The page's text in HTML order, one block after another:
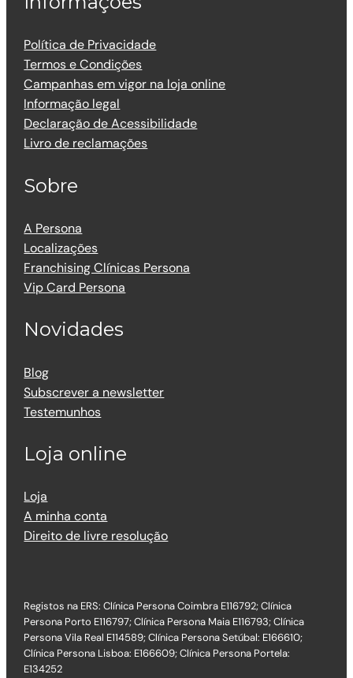
Política de Privacidade
Termos e Condições
Campanhas em vigor na loja online
Informação legal
Declaração de Acessibilidade
Livro de reclamações
Sobre
A Persona
Localizações
Franchising Clínicas Persona
Vip Card Persona
Novidades
Blog
Subscrever a newsletter
Testemunhos
Loja online
Loja
A minha conta
Direito de livre resolução
Registos na ERS: Clínica Persona Coimbra E116792; Clínica
Persona Porto E116797; Clínica Persona Maia E116793; Clínica
Persona Vila Real E114589; Clínica Persona Setúbal: E166610;
Clínica Persona Lisboa: E166609; Clínica Persona Portela:
E134252